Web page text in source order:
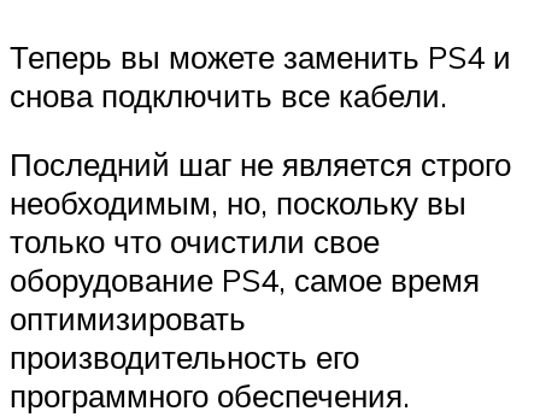
Теперь вы можете заменить PS4 и
снова подключить все кабели.
Последний шаг не является строго
необходимым, но, поскольку вы
только что очистили свое
оборудование PS4, самое время
оптимизировать
производительность его
программного обеспечения.